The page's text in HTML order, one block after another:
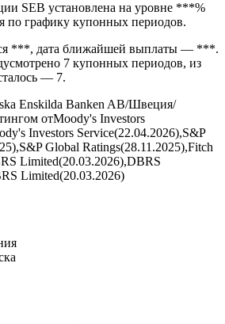
SEB установлена на уровне ***%
по графику купонных периодов.
***, дата ближайшей выплаты — ***.
7 купонных периодов, из
— 7.
Enskilda Banken AB/Швеция/
отMoody's Investors
Investors Service(22.04.2026),S&P
Global Ratings(28.11.2025),Fitch
Limited(20.03.2026),DBRS
Limited(20.03.2026)